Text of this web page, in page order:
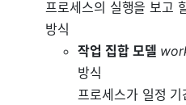
프로세스의 실행을 보고
방식
작업 집합 모델
방식
프로세스가 일정